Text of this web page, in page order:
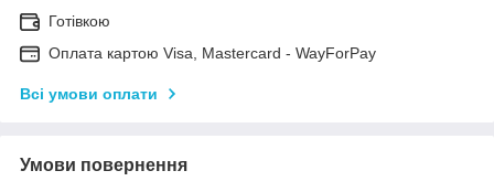
Готівкою
Оплата картою Visa, Mastercard - WayForPay
Всі умови оплати
Умови повернення